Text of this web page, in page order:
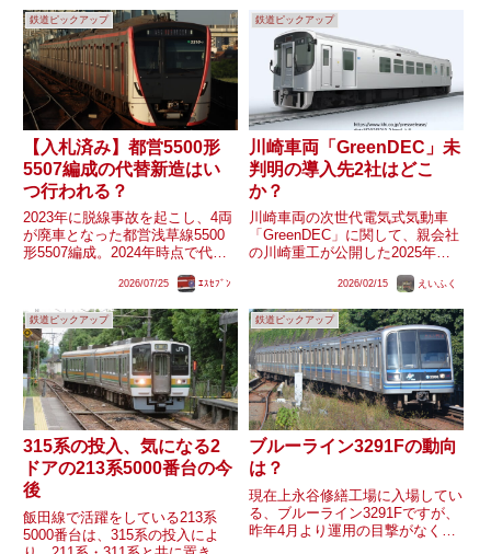
鉄道ピックアップ
【入札済み】都営5500形
5507編成の代替新造はい
つ行われる？
2023年に脱線事故を起こし、4両
が廃車となった都営浅草線5500
形5507編成。2024年時点で代替
いますが、現時点で新造される動
きは見られません。果たして
5507編成4両分の代替新造はいつ
行われるのでしょう...
2026/07/25 ｴｽｾﾌﾞﾝ
鉄道ピックアップ
川崎車両「GreenDEC」未
判明の導入先2社はどこ
か？
川崎車両の次世代電気式気動車
「GreenDEC」に関して、親会社
の川崎重工が公開した2025年度
て、『天竜浜名湖鉄道や甘木鉄道
など既に5社が導入を決定』した
ことを明らかにしました。ここで
社名が挙げられていない3社...
2026/02/15 えいふく
鉄道ピックアップ
315系の投入、気になる2
ドアの213系5000番台の今
後
飯田線で活躍をしている213系
5000番台は、315系の投入によ
鉄道ピックアップ
ブルーライン3291Fの動向
は？
現在上永谷修繕工場に入場してい
る、ブルーライン3291Fですが、
昨年4月より運用の目撃がなく運